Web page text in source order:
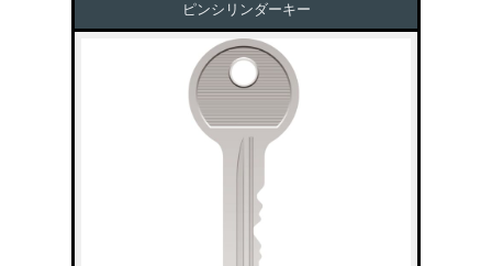
ピンシリンダーキー